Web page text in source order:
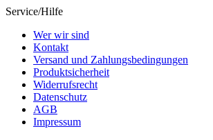
Service/Hilfe
Wer wir sind
Kontakt
Versand und Zahlungsbedingungen
Produktsicherheit
Widerrufsrecht
Datenschutz
AGB
Impressum